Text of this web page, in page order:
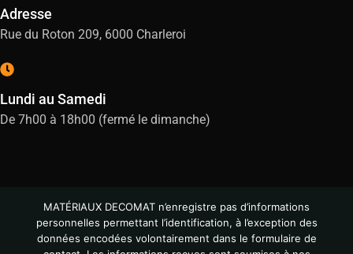
Adresse
Rue du Roton 209, 6000 Charleroi
Lundi au Samedi
De 7h00 à 18h00 (fermé le dimanche)
MATÉRIAUX DECOMAT n’enregistre pas d’informations
personnelles permettant l’identification, à l’exception des
données encodées volontairement dans le formulaire de